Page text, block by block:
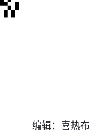
编辑：喜热布